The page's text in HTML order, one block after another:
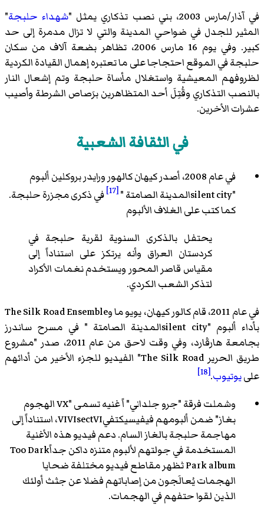
في آذار/مارس 2003، بني نصب تذكاري يمثل " شهداء حلبجة"
المثير للجدل في ضواحي المدينة والتي لا تزال مدمرة إلى حد
كبير. وفي يوم 16 مارس 2006، تظاهر بضعة آلاف من سكان
حلبجة في الموقع احتجاجا على ما تعتبره إهمال القيادة الكردية
لظروفهم المعيشية واستغلال مأساة حلبجة وتم إشعال النار
بالنصب التذكاري وقُتِلَ أحد المتظاهرين برَصاص الشرطة وأصيب
عشرات الأخرين.
في الثقافة الشعبية
في عام 2008، أصدر كيهان كالهور ورايدر بروكلين ألبوم
"silent cityالمدينة الصامتة "
[17]
في ذكرى مجزرة حلبجة.
كما كتب على الغلاف الألبوم
يحتفل بالذكرى السنوية لقرية حلبجة في
كردستان العراق وأنه يرتكز على استناداً إلى
مقياس قاصر المحور ويستخدم نغمات الأكراد
لتذكر الشعب الكردي.
في عام 2011، قام كالور كيهان، يويو ما وThe Silk Road Ensemble
بأداء ألبوم "silent cityالمدينة الصامتة " في مسرح ساندرز
بجامعة هارڤارد، وفي وقت لاحق من عام 2011، صدر "مشروع
طريق الحرير The Silk Road" الفيديو للجزء الأخير من أدائهم
علىيوتيوب.
[18]
وشملت فرقة "جرو جلداني" اً غنيه تسمى "VX الهجوم
بغاز" ضمن ألبومهم فيفيسيكتفيVIVIsectVI، استناداً إلى
مهاجمة حلبجة بالغاز السام. دعم فيديو هذه الأغنية
المستخدمة في جولتهم لألبوم متنزه داكن جداًToo Dark
Park album ثظهر مقاطع فيديو مختلفة ضحايا
الهجمات يُعالَجون من إصاباتهم فضلا عن جثث أولئك
الذين لقوا حتفهم في الهجمات.